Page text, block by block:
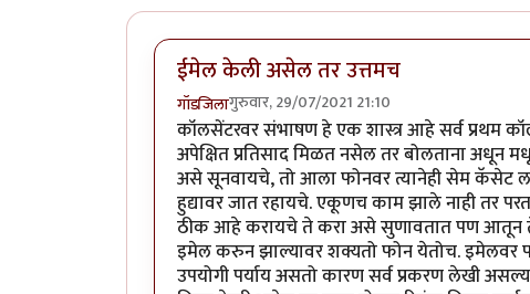
ईमेल केली असेल तर उत्तमच
गॉडजिलागुरुवार, 29/07/2021 21:10
कॉलसेंटरवर संभाषण हे एक शास्त्र आहे सर्व प्रथम
अपेक्षित प्रतिसाद मिळत नसेल तर बोलताना अधून
असे सूनवायचे, तो आला फोनवर त्यानेही सेम कॅसेट
हुद्यावर जात रहायचे. एकूणच काम झाले नाही तर
ठीक आहे करायचे ते करा असे सुणावतात पण आतून
इमेल करुन झाल्यावर शक्यतो फोन येतोच.
उपयोगी पर्याय असतो कारण सर्व प्रकरण लेखी